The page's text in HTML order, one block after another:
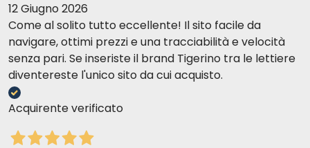
12 Giugno 2026
Come al solito tutto eccellente! Il sito facile da
navigare, ottimi prezzi e una tracciabilità e velocità
senza pari. Se inseriste il brand Tigerino tra le lettiere
diventereste l'unico sito da cui acquisto.
Acquirente verificato